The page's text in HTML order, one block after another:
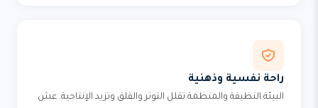
راحة نفسية وذهنية
البيئة النظيفة والمنظمة تقلل التوتر والقلق وتزيد الإنتاجية. عش